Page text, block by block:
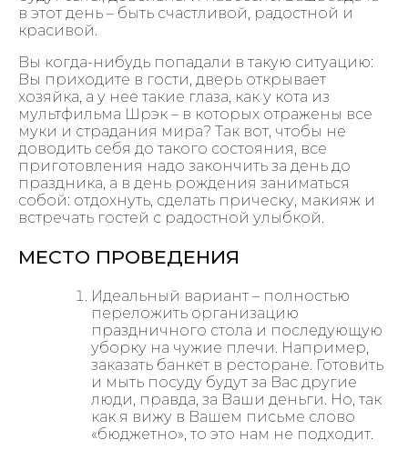
в этот день – быть счастливой, радостной и
красивой.
Вы когда-нибудь попадали в такую ситуацию:
Вы приходите в гости, дверь открывает
хозяйка, а у нее такие глаза, как у кота из
мультфильма Шрэк – в которых отражены все
муки и страдания мира? Так вот, чтобы не
доводить себя до такого состояния, все
приготовления надо закончить за день до
праздника, а в день рождения заниматься
собой: отдохнуть, сделать прическу, макияж и
встречать гостей с радостной улыбкой.
МЕСТО ПРОВЕДЕНИЯ
Идеальный вариант – полностью
переложить организацию
праздничного стола и последующую
уборку на чужие плечи. Например,
заказать банкет в ресторане. Готовить
и мыть посуду будут за Вас другие
люди, правда, за Ваши деньги. Но, так
как я вижу в Вашем письме слово
«бюджетно», то это нам не подходит.